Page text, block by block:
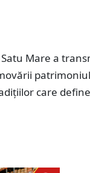
Mare a
care